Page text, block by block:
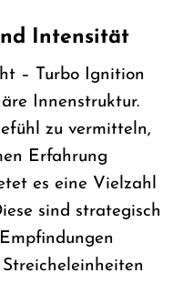
Intensität
– Turbo Ignition
Innenstruktur.
zu vermitteln,
Erfahrung
es eine Vielzahl
sind strategisch